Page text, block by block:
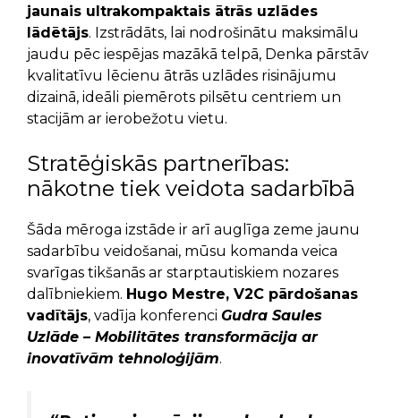
jaunais ultrakompaktais ātrās uzlādes
lādētājs. Izstrādāts, lai nodrošinātu maksimālu
jaudu pēc iespējas mazākā telpā, Denka pārstāv
kvalitatīvu lēcienu ātrās uzlādes risinājumu
dizainā, ideāli piemērots pilsētu centriem un
stacijām ar ierobežotu vietu.
Stratēģiskās partnerības:
nākotne tiek veidota sadarbībā
Šāda mēroga izstāde ir arī auglīga zeme jaunu
sadarbību veidošanai, mūsu komanda veica
svarīgas tikšanās ar starptautiskiem nozares
dalībniekiem. Hugo Mestre, V2C pārdošanas
vadītājs, vadīja konferenci Gudra Saules
Uzlāde – Mobilitātes transformācija ar
inovatīvām tehnoloģijām.